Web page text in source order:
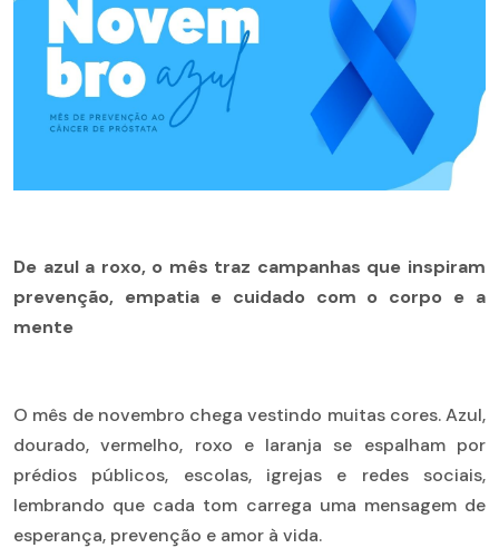
De azul a roxo, o mês traz campanhas que inspiram
prevenção, empatia e cuidado com o corpo e a
mente
O mês de novembro chega vestindo muitas cores. Azul,
dourado, vermelho, roxo e laranja se espalham por
prédios públicos, escolas, igrejas e redes sociais,
lembrando que cada tom carrega uma mensagem de
esperança, prevenção e amor à vida.